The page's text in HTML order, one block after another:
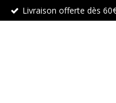
Livraison offerte dès